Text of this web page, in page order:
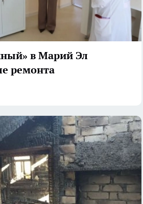
в Марий Эл
ремонта